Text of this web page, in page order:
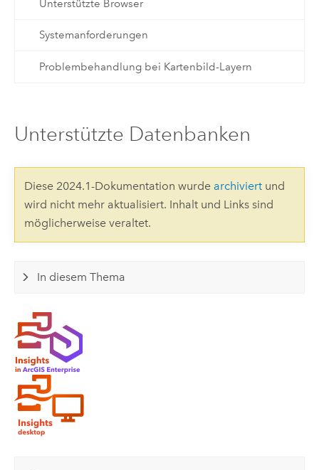
Unterstützte Browser
Systemanforderungen
Problembehandlung bei Kartenbild-Layern
Unterstützte Datenbanken
Diese 2024.1-Dokumentation wurde archiviertund
wird nicht mehr aktualisiert. Inhalt und Links sind
möglicherweise veraltet.
In diesem Thema